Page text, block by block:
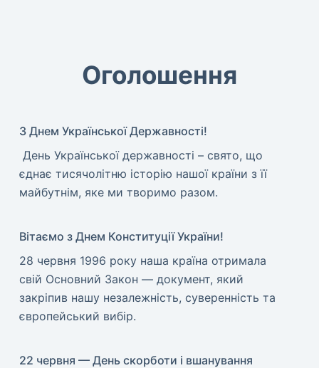
Оголошення
З Днем Української Державності!
​ День Української державності – свято, що
єднає тисячолітню історію нашої країни з її
майбутнім, яке ми творимо разом.
Вітаємо з Днем Конституції України!
​28 червня 1996 року наша країна отримала
свій Основний Закон — документ, який
закріпив нашу незалежність, суверенність та
європейський вибір.
22 червня — День скорботи і вшанування